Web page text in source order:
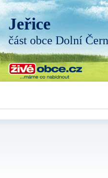
Jeřice
část obce Dolní